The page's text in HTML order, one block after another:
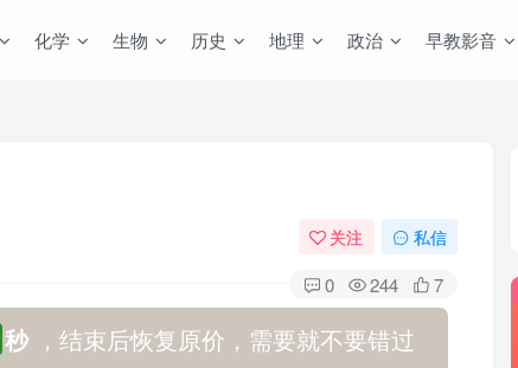
化学 生物 历史 地理 政治 早教影音
关注 私信
0 244 7
秒，结束后恢复原价，需要就不要错过